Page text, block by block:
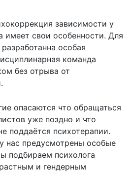
зависимости у
имеет свои особенности. Для
особая
команда
без отрыва от
опасаются что обращаться
уже поздно и что
поддаётся психотерапии.
нас предусмотрены особые
подбираем психолога
и гендерным